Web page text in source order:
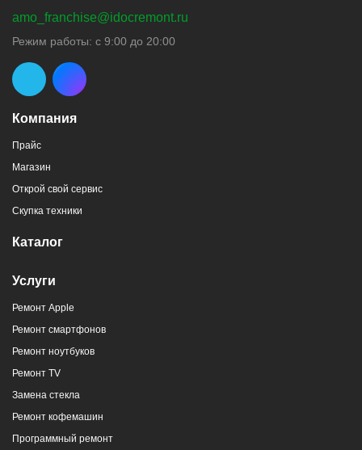
Компания
Прайс
Магазин
Открой свой сервис
Скупка техники
Каталог
Услуги
Ремонт Apple
Ремонт смартфонов
Ремонт ноутбуков
Ремонт TV
Замена стекла
Ремонт кофемашин
Программный ремонт
amo_franchise@idocremont.ru
Режим работы: с 9:00 до 20:00